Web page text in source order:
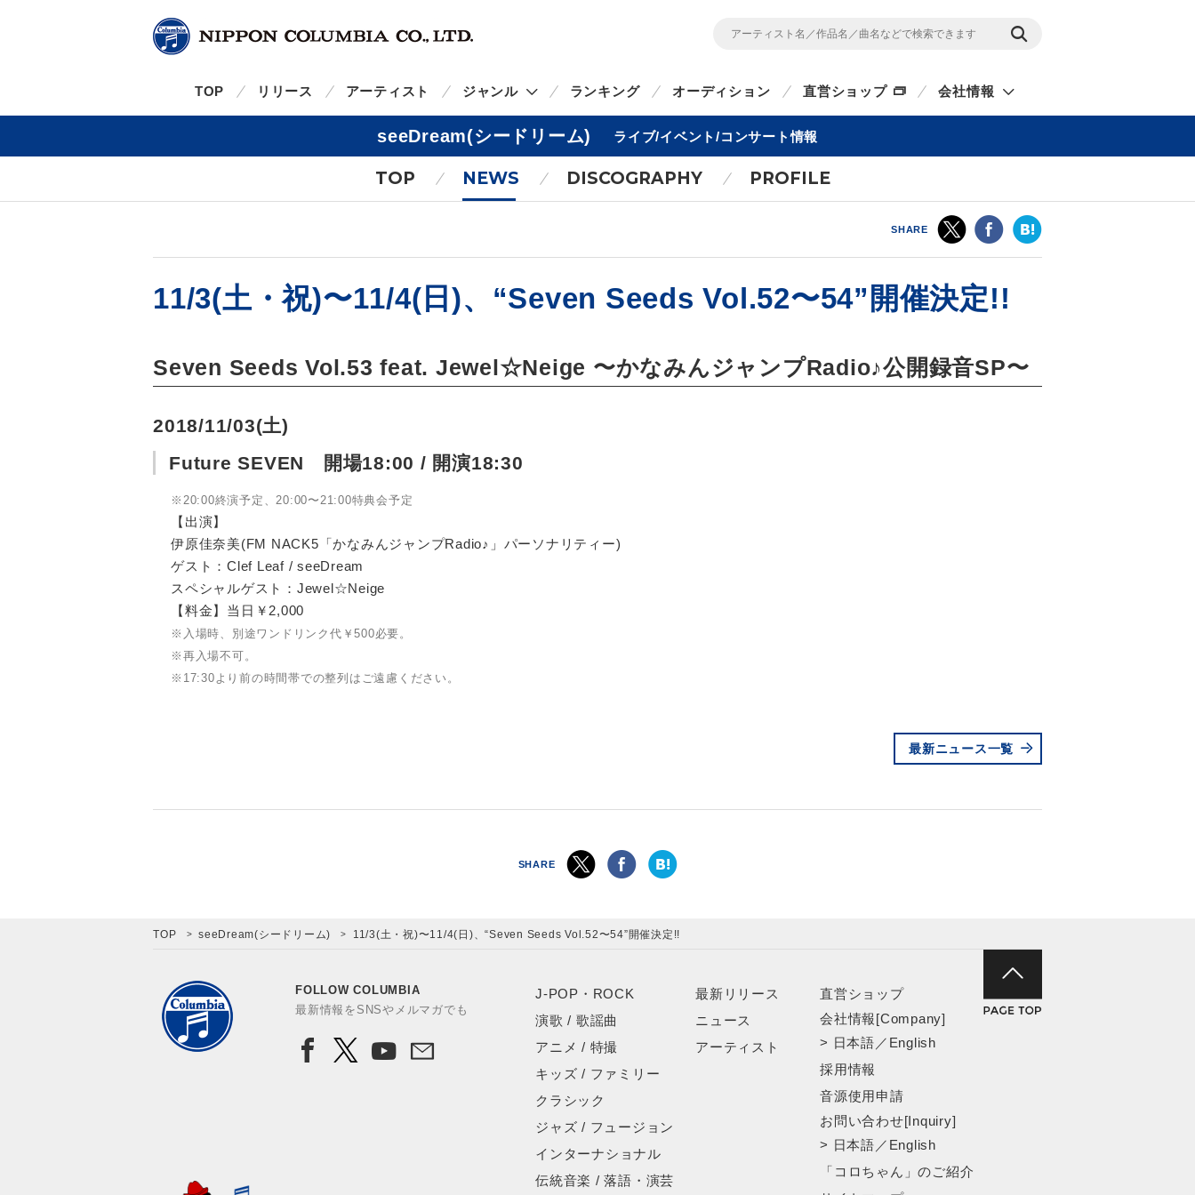
TOP リリース アーティスト ジャンル ランキング オーディション 直営ショップ 会社情報
seeDream(シードリーム) ライブ/イベント/コンサート情報
TOP NEWS DISCOGRAPHY PROFILE
SHARE
11/3(土・祝)〜11/4(日)、“Seven Seeds Vol.52〜54”開催決定!!
Seven Seeds Vol.53 feat. Jewel☆Neige 〜かなみんジャンプRadio♪公開録音SP〜
2018/11/03(土)
Future SEVEN 開場18:00 / 開演18:30
※20:00終演予定、20:00〜21:00特典会予定
【出演】
伊原佳奈美(FM NACK5「かなみんジャンプRadio♪」パーソナリティー)
ゲスト：Clef Leaf / seeDream
スペシャルゲスト：Jewel☆Neige
【料金】当日￥2,000
※入場時、別途ワンドリンク代￥500必要。
※再入場不可。
※17:30より前の時間帯での整列はご遠慮ください。
最新ニュース一覧
SHARE
TOP seeDream(シードリーム) 11/3(土・祝)〜11/4(日)、“Seven Seeds Vol.52〜54”開催決定!!
FOLLOW COLUMBIA
最新情報をSNSやメルマガでも
J-POP・ROCK
演歌 / 歌謡曲
アニメ / 特撮
キッズ / ファミリー
クラシック
ジャズ / フュージョン
インターナショナル
伝統音楽 / 落語・演芸
最新リリース
ニュース
アーティスト
直営ショップ
会社情報[Company]
> 日本語 ／ English
採用情報
音源使用申請
お問い合わせ[Inquiry]
> 日本語 ／ English
「コロちゃん」のご紹介